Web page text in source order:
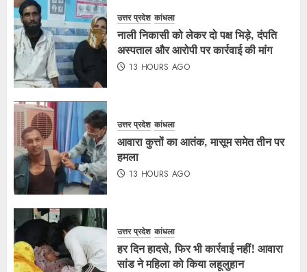
उत्तर प्रदेश कांधला
नाली निकासी को लेकर दो पक्ष भिड़े, दंपति
अस्पताल और आरोपी पर कार्रवाई की मांग
13 HOURS AGO
उत्तर प्रदेश कांधला
आवारा कुत्तों का आतंक, मासूम समेत तीन पर
हमला
13 HOURS AGO
उत्तर प्रदेश कांधला
हर दिन हादसे, फिर भी कार्रवाई नहीं! आवारा
सांड ने महिला को किया लहूलुहान